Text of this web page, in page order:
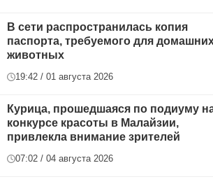
В сети распространилась копия
паспорта, требуемого для
животных
19:42 / 01 августа 2026
Курица, прошедшаяся по подиуму
конкурсе красоты в Малайзии,
привлекла внимание зрителей
07:02 / 04 августа 2026